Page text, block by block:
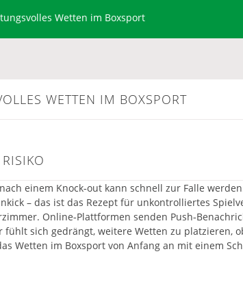
Wetten im Boxsport
WETTEN IM BOXSPORT
einem Knock‑out kann schnell zur Falle
– das ist das Rezept für unkontrolliertes
Online‑Plattformen senden
fühlt sich gedrängt, weitere Wetten zu platzieren,
Wetten im Boxsport von Anfang an mit einem